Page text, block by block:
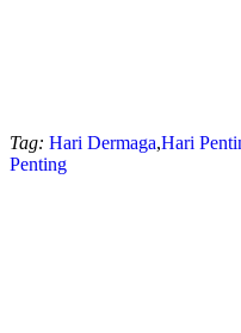
Tag: Hari Dermaga,Hari
Penting